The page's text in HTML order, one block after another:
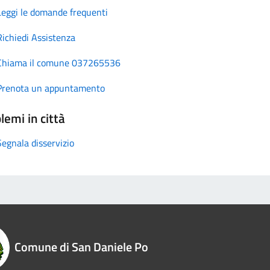
le domande frequenti
Assistenza
il comune 037265536
un appuntamento
in città
disservizio
Comune di San Daniele Po